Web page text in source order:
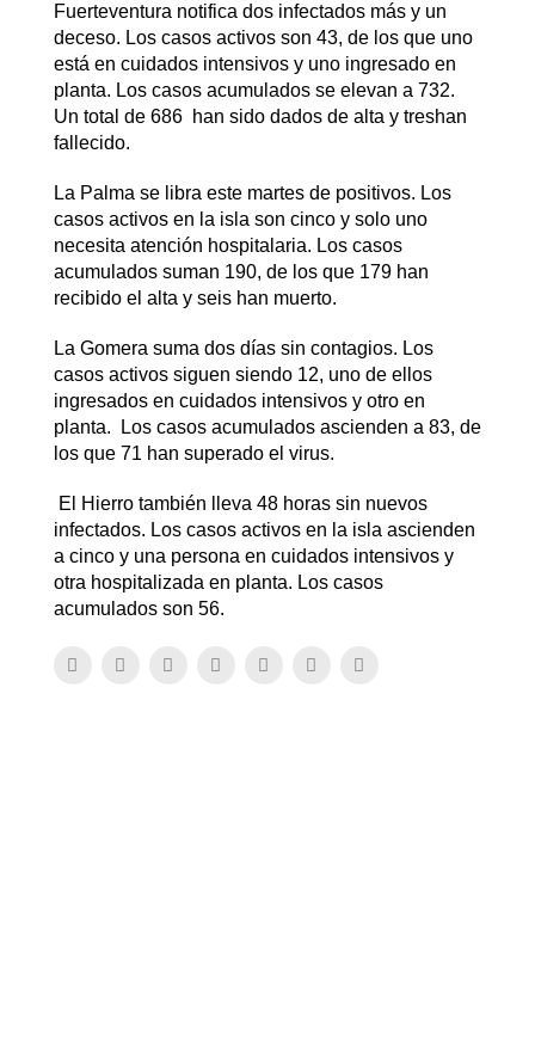
Fuerteventura notifica dos infectados más y un
deceso. Los casos activos son 43, de los que uno
está en cuidados intensivos y uno ingresado en
planta. Los casos acumulados se elevan a 732.
Un total de 686 han sido dados de alta y treshan
fallecido.
La Palma se libra este martes de positivos. Los
casos activos en la isla son cinco y solo uno
necesita atención hospitalaria. Los casos
acumulados suman 190, de los que 179 han
recibido el alta y seis han muerto.
La Gomera suma dos días sin contagios. Los
casos activos siguen siendo 12, uno de ellos
ingresados en cuidados intensivos y otro en
planta. Los casos acumulados ascienden a 83, de
los que 71 han superado el virus.
El Hierro también lleva 48 horas sin nuevos
infectados. Los casos activos en la isla ascienden
a cinco y una persona en cuidados intensivos y
otra hospitalizada en planta. Los casos
acumulados son 56.